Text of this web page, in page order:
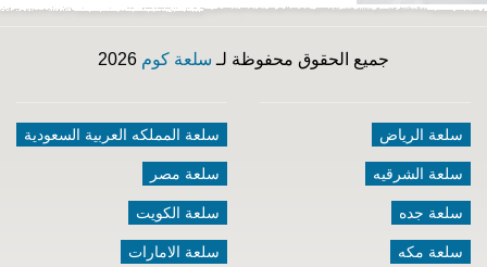
جميع الحقوق محفوظة لـ سلعة كوم
سلعة الرياض
سلعة الشرقيه
سلعة جده
سلعة مكه
سلعة المملكه العربية السعودية
سلعة مصر
سلعة الكويت
سلعة الامارات